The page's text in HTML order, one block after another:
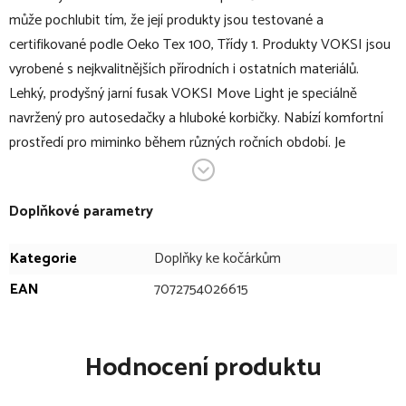
může pochlubit tím, že její produkty jsou testované a
certifikované podle Oeko Tex 100, Třídy 1. Produkty VOKSI jsou
vyrobené s nejkvalitnějších přírodních i ostatních materiálů.
Lehký, prodyšný jarní fusak VOKSI Move Light je speciálně
navržený pro autosedačky a hluboké korbičky. Nabízí komfortní
prostředí pro miminko během různých ročních období. Je
vyrobený z vysoce jakostní přírodní bavlny s výplní z
miminko v optimální teplotě při změnách počasí. Vnější strana je
Fusak je přizpůsoben jakékoliv autosedačce díky zadní
otevíratelné části. Klikaté prošití zabraňuje sesedání výplně a
látkovým krytem. Každá část fusaku prošla přísným testem a
splňuje požadavky OEKO-TEX standard 100 třída 1.
Doplňkové parametry
Kategorie
Doplňky ke kočárkům
EAN
7072754026615
Hodnocení produktu